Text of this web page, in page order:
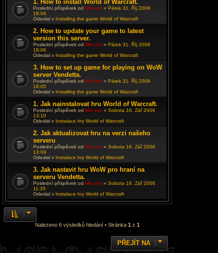
1. How to install World of Warcraft.
Poslední příspěvek od Mic-net « Pátek 31. Říj 2008
18:06
Odeslal v Installing the game World of Warcraft
2. How to update your game to latest
version this server.
Poslední příspěvek od Mic-net « Pátek 31. Říj 2008
18:06
Odeslal v Installing the game World of Warcraft
3. How to set up game for playing on WoW
server Vendetta.
Poslední příspěvek od Mic-net « Pátek 31. Říj 2008
18:05
Odeslal v Installing the game World of Warcraft
1. Jak nainstalovat hru World of Warcraft.
Poslední příspěvek od Mic-net « Sobota 16. Zář 2006
13:10
Odeslal v Instalace hry World of Warcraft
2. Jak aktualizovat hru na verzi našeho
serveru
Poslední příspěvek od Mic-net « Sobota 16. Zář 2006
13:09
Odeslal v Instalace hry World of Warcraft
3. Jak nastavit hru WoW pro hraní na
serveru Vendetta.
Poslední příspěvek od Mic-net « Sobota 16. Zář 2006
11:35
Odeslal v Instalace hry World of Warcraft
Nalezeno 6 výsledků hledání • Stránka 1 z 1
PŘEJÍT NA